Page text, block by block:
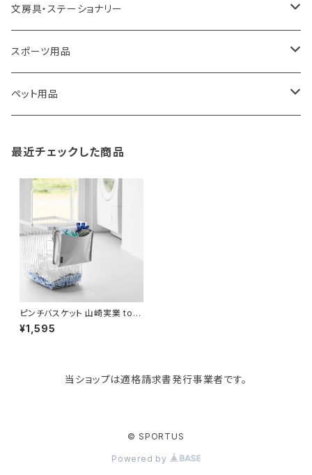
100percent
藤田金属
TG
paperblanks
Like-it
KIND BAG LONDON
tower
保冷バッグ
リュックサック
ショルダーバッグ
スポーツバッグ
マザーズバッグ
パソコンケース
バッグアクセサリー
食器・テーブルウェア
ゴミ箱
収納用品
ソープディスペンサー
タオルハンガー
調理器具・調理小物
ディッシュラック
掃除・洗濯用品
トイレ用品
バス用品
アイロン台
アクセサリー収納
ウェットティッシュケース
ガーデニング用品
蚊やり
クッション・クッションカバー
玄関収納
文房具・ステーショナリー
筆記具・ペン
ノート
スポーツ用品
卓球用品
ペット用品
猫用グッズ
その他
最近チェックした商品
ピンチバスケット 山崎実業 tow
er タワー 洗濯カゴに取り付け
るピンチ＆ネット収納ポケット 1
¥1,595
当ショップは適格請求書発行事業者です。
© SPORTUS
Powered by